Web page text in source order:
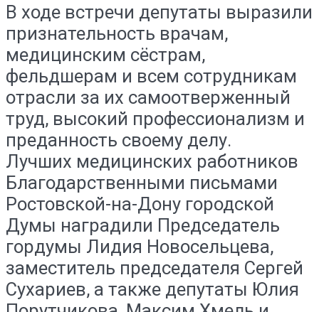
В ходе встречи депутаты выразили
признательность врачам,
медицинским сёстрам,
фельдшерам и всем сотрудникам
отрасли за их самоотверженный
труд, высокий профессионализм и
преданность своему делу.
Лучших медицинских работников
Благодарственными письмами
Ростовской-на-Дону городской
Думы наградили Председатель
гордумы Лидия Новосельцева,
заместитель председателя Сергей
Сухариев, а также депутаты Юлия